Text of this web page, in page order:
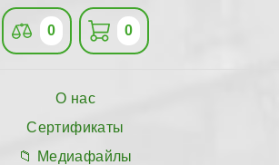
0 0
О нас
Сертификаты
Медиафайлы